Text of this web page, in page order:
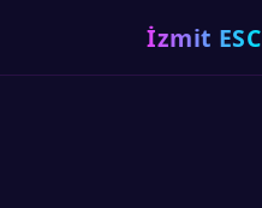
İzmit ESC